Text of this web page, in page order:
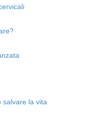
salvare la vita